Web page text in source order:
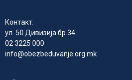
Контакт:
ул. 50 Дивизија бр.34
02 3225 000
info@obezbeduvanje.org.mk